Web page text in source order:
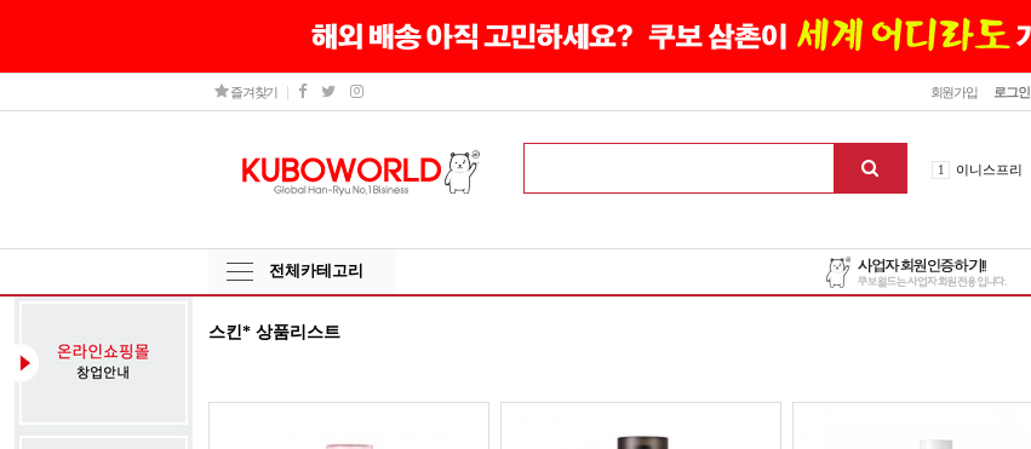
닫기
회원가입 로그인
즐겨찾기
2 설화수
5 라네즈
전체카테고리
스킨* 상품리스트